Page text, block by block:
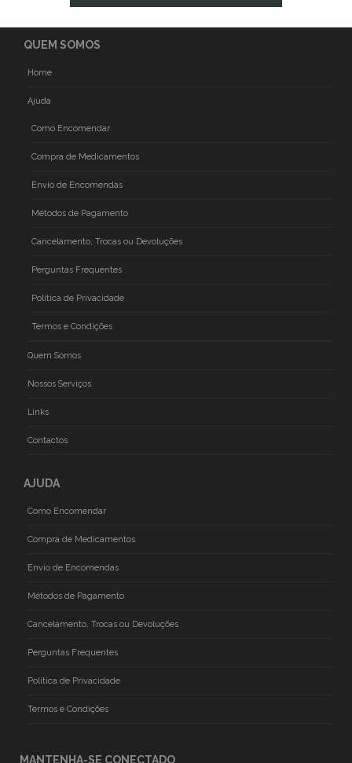
QUEM SOMOS
Home
Ajuda
Como Encomendar
Compra de Medicamentos
Envio de Encomendas
Métodos de Pagamento
Cancelamento, Trocas ou Devoluções
Perguntas Frequentes
Politica de Privacidade
Termos e Condições
Quem Somos
Nossos Serviços
Links
Contactos
AJUDA
Como Encomendar
Compra de Medicamentos
Envio de Encomendas
Métodos de Pagamento
Cancelamento, Trocas ou Devoluções
Perguntas Frequentes
Politica de Privacidade
Termos e Condições
MANTENHA-SE CONECTADO